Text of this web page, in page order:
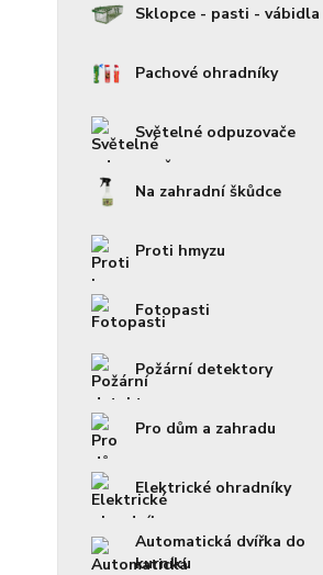
Sklopce - pasti - vábidla
Pachové ohradníky
Světelné odpuzovače
Na zahradní škůdce
Proti hmyzu
Fotopasti
Požární detektory
Pro dům a zahradu
Elektrické ohradníky
Automatická dvířka do
kurníku